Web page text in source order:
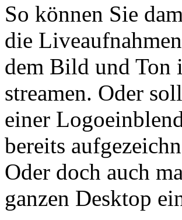
So können Sie
die
dem Bild und Ton
streamen. Oder
einer
bereits
Oder doch auch
ganzen Desktop